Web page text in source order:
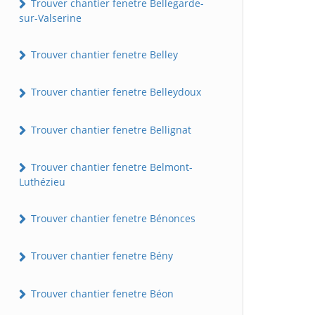
Trouver chantier fenetre Bellegarde-
sur-Valserine
Trouver chantier fenetre Belley
Trouver chantier fenetre Belleydoux
Trouver chantier fenetre Bellignat
Trouver chantier fenetre Belmont-
Luthézieu
Trouver chantier fenetre Bénonces
Trouver chantier fenetre Bény
Trouver chantier fenetre Béon